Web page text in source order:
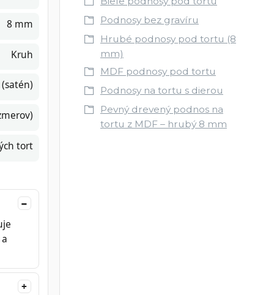
8 mm
Kruh
tort
Podnosy bez gravíru
Hrubé podnosy pod tortu (8
mm)
MDF podnosy pod tortu
Podnosy na tortu s dierou
Pevný drevený podnos na
tortu z MDF – hrubý 8 mm